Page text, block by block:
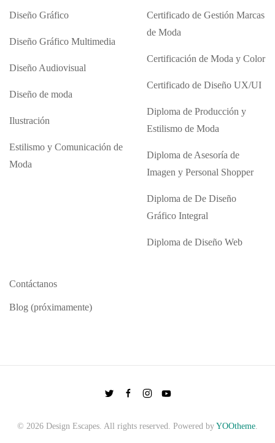
Diseño Gráfico
Diseño Gráfico Multimedia
Diseño Audiovisual
Diseño de moda
Ilustración
Estilismo y Comunicación de
Moda
Certificado de Gestión Marcas
de Moda
Certificación de Moda y Color
Certificado de Diseño UX/UI
Diploma de Producción y
Estilismo de Moda
Diploma de Asesoría de
Imagen y Personal Shopper
Diploma de De Diseño
Gráfico Integral
Diploma de Diseño Web
Contáctanos
Blog (próximamente)
© 2026 Design Escapes. All rights reserved. Powered by YOOtheme.